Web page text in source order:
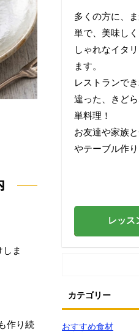
ま
作り続
多くの方に、
単で、美味し
しゃれなイタ
ます。
レストランで
違った、きど
単料理！
お友達や家族
やテーブル作り
レッス
カテゴリー
おすすめ食材